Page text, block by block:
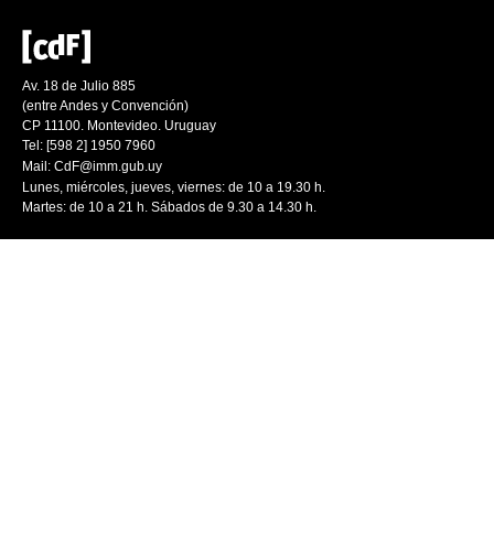
Av. 18 de Julio 885
(entre Andes y Convención)
CP 11100. Montevideo. Uruguay
Tel: [598 2] 1950 7960
Mail: CdF@imm.gub.uy
Lunes, miércoles, jueves, viernes: de 10 a 19.30 h.
Martes: de 10 a 21 h. Sábados de 9.30 a 14.30 h.